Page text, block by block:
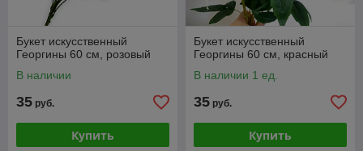
Букет искусственный
Георгины 60 см, розовый
В наличии
35 руб.
Купить
Букет искусственный
Георгины 60 см, красный
В наличии 1 ед.
35 руб.
Купить